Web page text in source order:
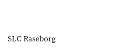
SLC Raseborg